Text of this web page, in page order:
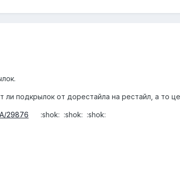
подкрылок от дорестайла на рестайл, а то
29876 :shok: :shok: :shok: